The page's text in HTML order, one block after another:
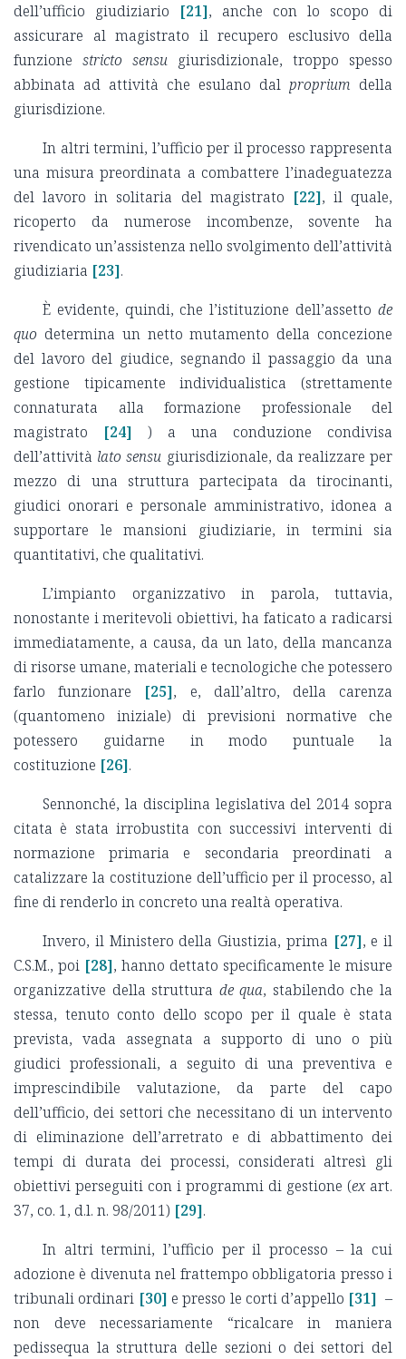
dell’ufficio giudiziario
[21], anche con lo scopo di
assicurare al magistrato il recupero esclusivo della
funzione stricto sensu giurisdizionale, troppo spesso
abbinata ad attività che esulano dal proprium della
giurisdizione.
In altri termini, l’ufficio per il processo rappresenta
una misura preordinata a combattere l’inadeguatezza
del lavoro in solitaria del magistrato [22], il quale,
ricoperto da numerose incombenze, sovente ha
rivendicato un’assistenza nello svolgimento dell’attività
giudiziaria [23].
È evidente, quindi, che l’istituzione dell’assetto de
quo determina un netto mutamento della concezione
del lavoro del giudice, segnando il passaggio da una
gestione tipicamente individualistica (strettamente
connaturata alla formazione professionale del
magistrato
[24] ) a una conduzione condivisa
dell’attività lato sensu giurisdizionale, da realizzare per
mezzo di una struttura partecipata da tirocinanti,
giudici onorari e personale amministrativo, idonea a
supportare le mansioni giudiziarie, in termini sia
quantitativi, che qualitativi.
L’impianto organizzativo in parola, tuttavia,
nonostante i meritevoli obiettivi, ha faticato a radicarsi
immediatamente, a causa, da un lato, della mancanza
di risorse umane, materiali e tecnologiche che potessero
farlo funzionare
[25], e, dall’altro, della carenza
(quantomeno iniziale) di previsioni normative che
potessero guidarne in modo puntuale la
costituzione [26].
Sennonché, la disciplina legislativa del 2014 sopra
citata è stata irrobustita con successivi interventi di
normazione primaria e secondaria preordinati a
catalizzare la costituzione dell’ufficio per il processo, al
fine di renderlo in concreto una realtà operativa.
Invero, il Ministero della Giustizia, prima [27], e il
C.S.M., poi [28], hanno dettato specificamente le misure
organizzative della struttura de qua, stabilendo che la
stessa, tenuto conto dello scopo per il quale è stata
prevista, vada assegnata a supporto di uno o più
giudici professionali, a seguito di una preventiva e
imprescindibile valutazione, da parte del capo
dell’ufficio, dei settori che necessitano di un intervento
di eliminazione dell’arretrato e di abbattimento dei
tempi di durata dei processi, considerati altresì gli
obiettivi perseguiti con i programmi di gestione (ex art.
37, co. 1, d.l. n. 98/2011) [29].
In altri termini, l’ufficio per il processo – la cui
adozione è divenuta nel frattempo obbligatoria presso i
tribunali ordinari [30] e presso le corti d’appello [31] –
non deve necessariamente “ricalcare in maniera
pedissequa la struttura delle sezioni o dei settori del